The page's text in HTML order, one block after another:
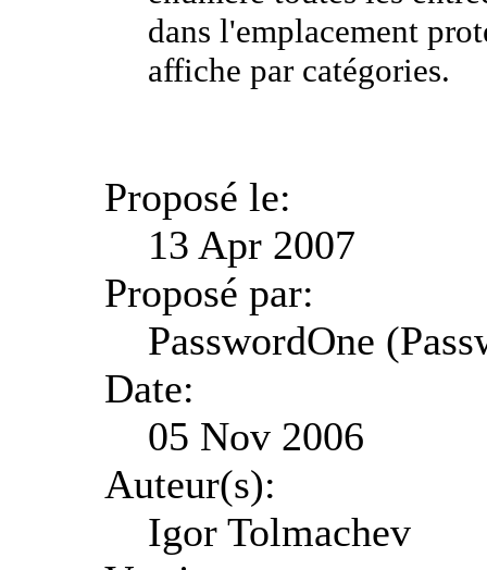
dans l'emplacement
affiche par catégories.
Proposé le:
13 Apr 2007
Proposé par:
PasswordOne
Date:
05 Nov 2006
Auteur(s):
Igor Tolmachev